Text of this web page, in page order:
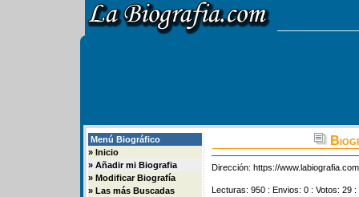
Menú Biográfico
» Inicio
» Añadir mi Biografia
» Modificar Biografía
» Las más Buscadas
Dirección: https://
Lecturas: 950 : Envios: 0 : Votos: 29